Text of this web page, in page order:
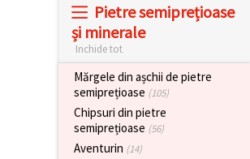
Pietre semiprețioase
și minerale
Inchide tot
Mărgele din așchii de pietre
semiprețioase (105)
Chipsuri din pietre
semiprețioase (56)
Aventurin (14)